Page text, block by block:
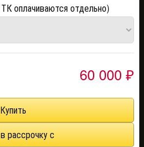
оплачиваются отдельно)
60 000 ₽